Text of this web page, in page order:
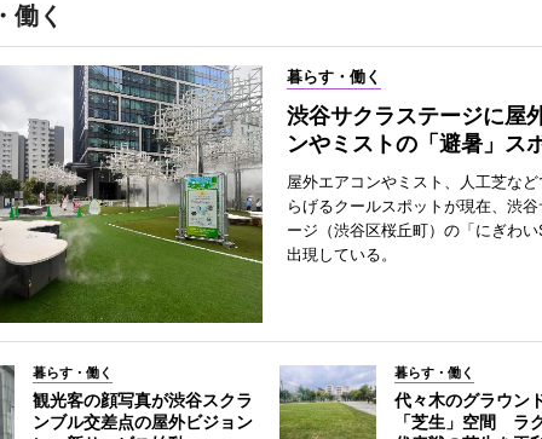
働く
暮らす・働く
渋谷サクラステージに屋
ンやミストの「避暑」ス
屋外エアコンやミスト、人工芝な
らげるクールスポットが現在、渋
ージ（渋谷区桜丘町）の「にぎわい
出現している。
暮らす・働く
観光客の顔写真が渋谷スクラ
ンブル交差点の屋外ビジョン
暮らす・働く
代々木のグラウン
「芝生」空間 ラ